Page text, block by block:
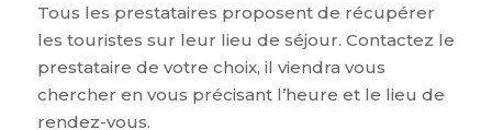
Tous les prestataires proposent de récupérer
les touristes sur leur lieu de séjour. Contactez le
prestataire de votre choix, il viendra vous
chercher en vous précisant l’heure et le lieu de
rendez-vous.